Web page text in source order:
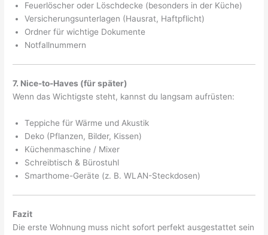
Feuerlöscher oder Löschdecke (besonders in der Küche)
Versicherungsunterlagen (Hausrat, Haftpflicht)
Ordner für wichtige Dokumente
Notfallnummern
7. Nice-to-Haves (für später)
Wenn das Wichtigste steht, kannst du langsam aufrüsten:
Teppiche für Wärme und Akustik
Deko (Pflanzen, Bilder, Kissen)
Küchenmaschine / Mixer
Schreibtisch & Bürostuhl
Smarthome-Geräte (z. B. WLAN-Steckdosen)
Fazit
Die erste Wohnung muss nicht sofort perfekt ausgestattet sein